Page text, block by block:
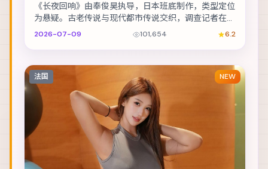
《长夜回响》由奉俊昊执导，日本班底制作，类型定位
为悬疑。古老传说与现代都市传说交织，调查记者在追
稿途中身陷险境。主演包括舒淇、基里安·墨菲、孙艺...
2026-07-09 101,654 6.2
法国 NEW